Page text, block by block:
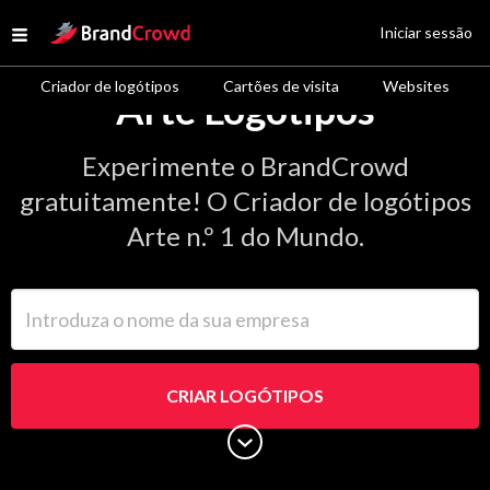
Open menu
Site Logo
Criador de logótipos Cartões de visita Websites
Iniciar sessão
Arte Logótipos
Experimente o BrandCrowd
gratuitamente! O Criador de logótipos
Arte n.º 1 do Mundo.
CRIAR LOGÓTIPOS